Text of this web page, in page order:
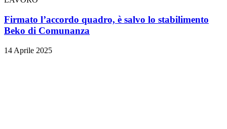
Firmato l’accordo quadro, è salvo lo stabilimento
Beko di Comunanza
14 Aprile 2025